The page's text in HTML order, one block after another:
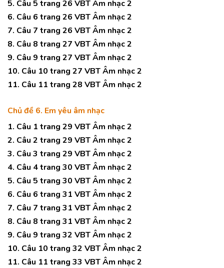
5. Câu 5 trang 26 VBT Âm nhạc 2
6. Câu 6 trang 26 VBT Âm nhạc 2
7. Câu 7 trang 26 VBT Âm nhạc 2
8. Câu 8 trang 27 VBT Âm nhạc 2
9. Câu 9 trang 27 VBT Âm nhạc 2
10. Câu 10 trang 27 VBT Âm nhạc 2
11. Câu 11 trang 28 VBT Âm nhạc 2
Chủ đề 6. Em yêu âm nhạc
1. Câu 1 trang 29 VBT Âm nhạc 2
2. Câu 2 trang 29 VBT Âm nhạc 2
3. Câu 3 trang 29 VBT Âm nhạc 2
4. Câu 4 trang 30 VBT Âm nhạc 2
5. Câu 5 trang 30 VBT Âm nhạc 2
6. Câu 6 trang 31 VBT Âm nhạc 2
7. Câu 7 trang 31 VBT Âm nhạc 2
8. Câu 8 trang 31 VBT Âm nhạc 2
9. Câu 9 trang 32 VBT Âm nhạc 2
10. Câu 10 trang 32 VBT Âm nhạc 2
11. Câu 11 trang 33 VBT Âm nhạc 2